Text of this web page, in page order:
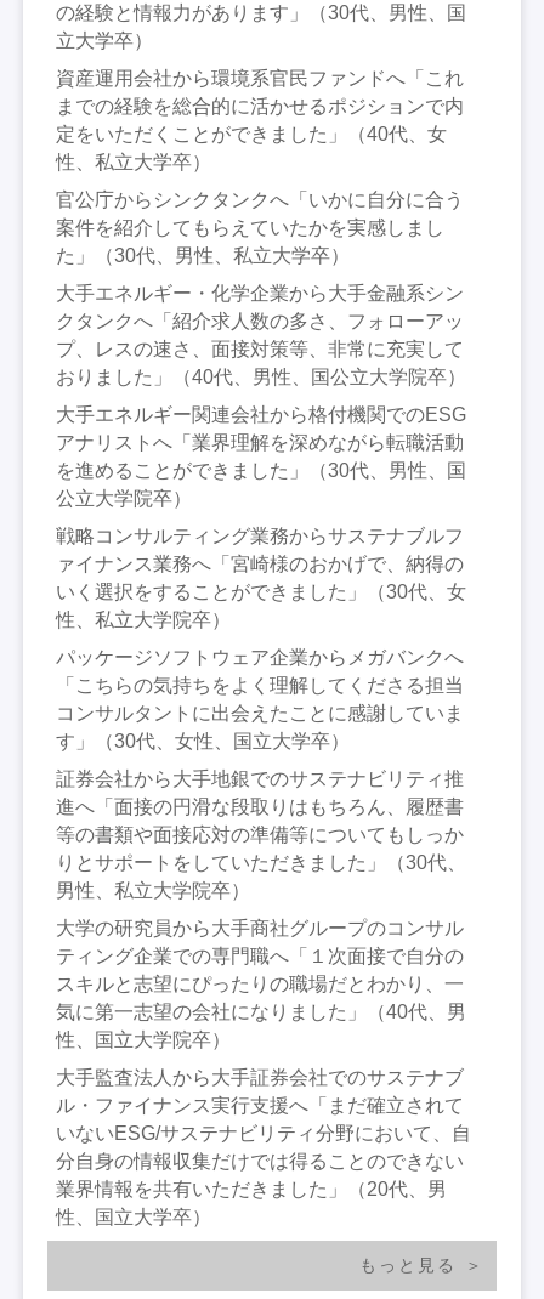
の経験と情報力があります」（30代、男性、国
立大学卒）
資産運用会社から環境系官民ファンドへ「これ
までの経験を総合的に活かせるポジションで内
定をいただくことができました」（40代、女
性、私立大学卒）
官公庁からシンクタンクへ「いかに自分に合う
案件を紹介してもらえていたかを実感しまし
た」（30代、男性、私立大学卒）
大手エネルギー・化学企業から大手金融系シン
クタンクへ「紹介求人数の多さ、フォローアッ
プ、レスの速さ、面接対策等、非常に充実して
おりました」（40代、男性、国公立大学院卒）
大手エネルギー関連会社から格付機関でのESG
アナリストへ「業界理解を深めながら転職活動
を進めることができました」（30代、男性、国
公立大学院卒）
戦略コンサルティング業務からサステナブルフ
ァイナンス業務へ「宮崎様のおかげで、納得の
いく選択をすることができました」（30代、女
性、私立大学院卒）
パッケージソフトウェア企業からメガバンクへ
「こちらの気持ちをよく理解してくださる担当
コンサルタントに出会えたことに感謝していま
す」（30代、女性、国立大学卒）
証券会社から大手地銀でのサステナビリティ推
進へ「面接の円滑な段取りはもちろん、履歴書
等の書類や面接応対の準備等についてもしっか
りとサポートをしていただきました」（30代、
男性、私立大学院卒）
大学の研究員から大手商社グループのコンサル
ティング企業での専門職へ「１次面接で自分の
スキルと志望にぴったりの職場だとわかり、一
気に第一志望の会社になりました」（40代、男
性、国立大学院卒）
大手監査法人から大手証券会社でのサステナブ
ル・ファイナンス実行支援へ「まだ確立されて
いないESG/サステナビリティ分野において、自
分自身の情報収集だけでは得ることのできない
業界情報を共有いただきました」（20代、男
性、国立大学卒）
もっと見る